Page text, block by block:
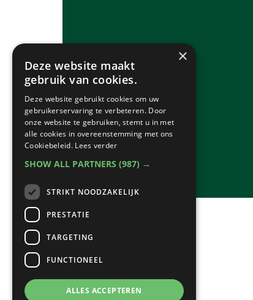
×
Deze website maakt
gebruik van cookies.
Deze website gebruikt cookies om uw
gebruikerservaring te verbeteren. Door
onze website te gebruiken, stemt u in met
alle cookies in overeenstemming met ons
Cookiebeleid. Lees verder
SHOW ALL PARTNERS (987) →
STRIKT NOODZAKELIJK
PRESTATIE
TARGETING
FUNCTIONEEL
ALLES ACCEPTEREN